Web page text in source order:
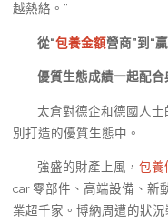
越熱絡。”
從“包養金額營商”到“贏
優質生態成績一起配合
太倉對德企和德國人
別打造的優質生態中。
強盛的財產上風， 包養
car 零部件、高端設備、新
業超千家。博納周遭的狀